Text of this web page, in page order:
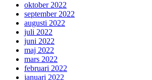
oktober 2022
september 2022
augusti 2022
juli 2022
juni 2022
maj 2022
mars 2022
februari 2022
januari 2022